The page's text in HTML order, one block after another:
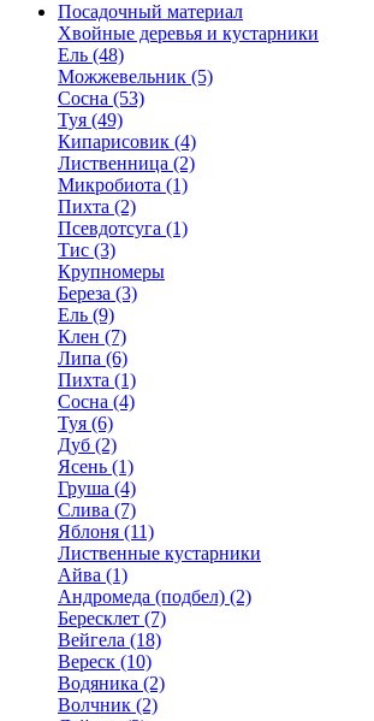
Посадочный материал
Хвойные деревья и кустарники
Ель (48)
Можжевельник (5)
Сосна (53)
Туя (49)
Кипарисовик (4)
Лиственница (2)
Микробиота (1)
Пихта (2)
Псевдотсуга (1)
Тис (3)
Крупномеры
Береза (3)
Ель (9)
Клен (7)
Липа (6)
Пихта (1)
Сосна (4)
Туя (6)
Дуб (2)
Ясень (1)
Груша (4)
Слива (7)
Яблоня (11)
Лиственные кустарники
Айва (1)
Андромеда (подбел) (2)
Бересклет (7)
Вейгела (18)
Вереск (10)
Водяника (2)
Волчник (2)